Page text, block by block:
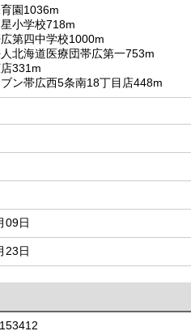
園1036m
小学校718m
第四中学校1000m
北海道医療団帯広第一753m
331m
ン帯広西5条南18丁目店448m
09日
23日